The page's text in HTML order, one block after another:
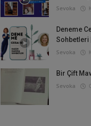
Sevoka
Deneme
Sohbetleri
Sevoka
Bir Çift
Sevoka